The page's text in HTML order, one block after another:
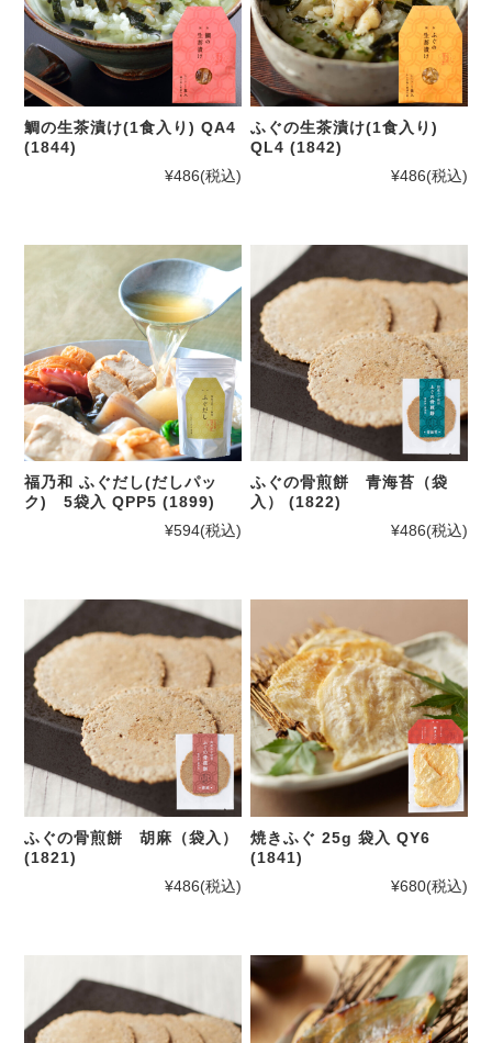
鯛の生茶漬け(1食入り) QA4
(1844)
¥486(税込)
ふぐの生茶漬け(1食入り)
QL4 (1842)
¥486(税込)
福乃和 ふぐだし(だしパッ
ク) 5袋入 QPP5 (1899)
¥594(税込)
ふぐの骨煎餅 青海苔（袋
入） (1822)
¥486(税込)
ふぐの骨煎餅 胡麻（袋入）
(1821)
¥486(税込)
焼きふぐ 25g 袋入 QY6
(1841)
¥680(税込)